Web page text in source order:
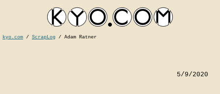
kyo.com / ScrapLog / Adam Ratner
5/9/2020